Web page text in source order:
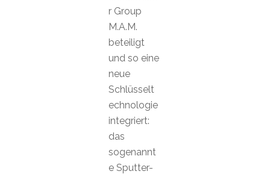
r Group
M.A.M.
beteiligt
und so eine
neue
Schlüsselt
echnologie
integriert:
das
sogenannt
e Sputter-